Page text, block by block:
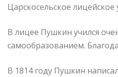
Царскосельское
В лицее Пушкин учился
самообразованием.
В 1814 году Пушкин